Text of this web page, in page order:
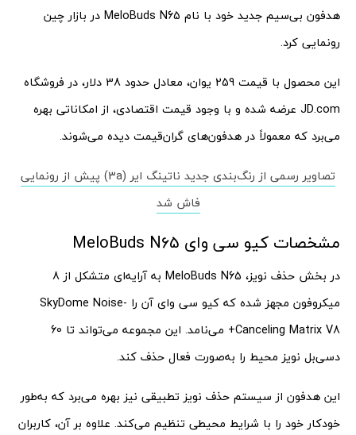
هدفون بی‌سیم جدید خود با نام MeloBuds N65 در بازار چین
رونمایی کرد.
این محصول با قیمت 259 یوان، معادل حدود 38 دلار، در فروشگاه
JD.com عرضه شده و با وجود قیمت اقتصادی، از امکاناتی بهره
می‌برد که معمولاً در هدفون‌های گران‌قیمت دیده می‌شوند.
تصاویر رسمی از رنگ‌بندی جدید ناتینگ ایر (3a) پیش از رونمایی
فاش شد
مشخصات کیو سی وای MeloBuds N65
در بخش حذف نویز، MeloBuds N65 به آرایه‌ای متشکل از 8
میکروفون مجهز شده که کیو سی وای آن را SkyDome Noise-
Canceling Matrix V8+ می‌نامد. این مجموعه می‌تواند تا 60
دسی‌بل نویز محیط را به‌صورت فعال حذف کند.
این هدفون از سیستم حذف نویز تطبیقی نیز بهره می‌برد که به‌طور
خودکار خود را با شرایط محیطی تنظیم می‌کند. علاوه بر آن، کاربران